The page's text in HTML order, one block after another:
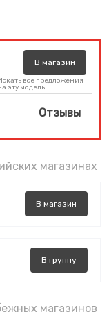
В магазин
все предложения
эту модель
Отзывы
магазинах
В магазин
В группу
магазинов